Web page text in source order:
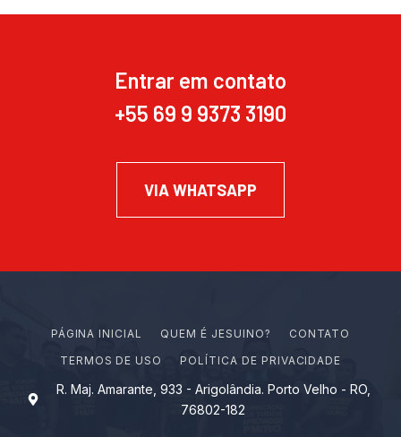
Entrar em contato
+55 69 9 9373 3190
VIA WHATSAPP
PÁGINA INICIAL Q U EM É J ES U I N O?
CONTATO
TERMOS DE USO
POLÍTICA DE PRIVACIDADE
R. Maj. Amarante, 933 - Arigolândia. Porto Velho - RO,
76802-182